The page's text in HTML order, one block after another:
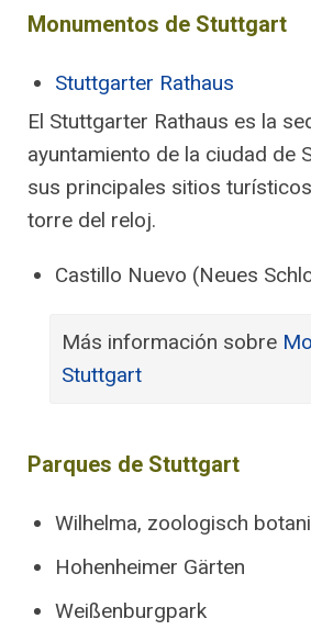
Monumentos de Stuttgart
Stuttgarter Rathaus
El Stuttgarter Rathaus es la
ayuntamiento de la ciudad de
sus principales sitios
torre del reloj.
Castillo Nuevo (Neues
Más información sobre
Stuttgart
Parques de Stuttgart
Wilhelma, zoologisch
Hohenheimer Gärten
Weißenburgpark